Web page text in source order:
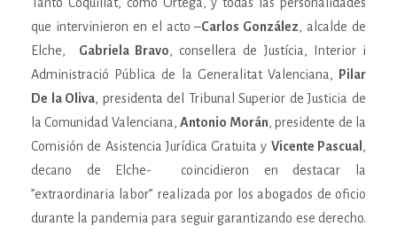
que intervinieron en el acto –Carlos González, alcalde de
Elche, Gabriela Bravo, consellera de Justícia, Interior i
Administració Pública de la Generalitat Valenciana,
Pilar
De la Oliva, presidenta del Tribunal Superior de Justicia de
la Comunidad Valenciana,Antonio Morán, presidente de la
Comisión de Asistencia Jurídica Gratuita y Vicente Pascual ,
decano de Elche- coincidieron en destacar la
”extraordinaria labor” realizada por los abogados de oficio
durante la pandemia para seguir garantizando ese derecho.